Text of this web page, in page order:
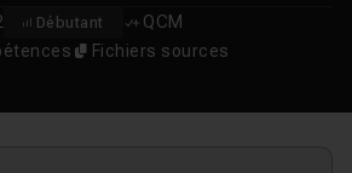
Débutant
QCM
Fichiers sources